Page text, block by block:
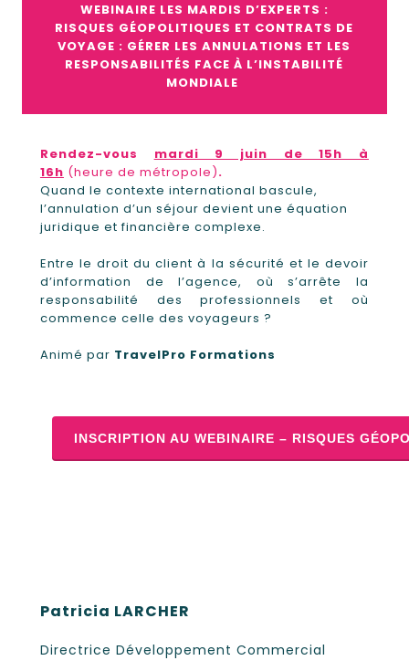
WEBINAIRE LES MARDIS D’EXPERTS :
RISQUES GÉOPOLITIQUES ET CONTRATS DE
VOYAGE : GÉRER LES ANNULATIONS ET LES
RESPONSABILITÉS FACE À L’INSTABILITÉ
MONDIALE
Rendez-vous mardi 9 juin de 15h à
16h (heure de métropole).
Quand le contexte international bascule,
l’annulation d’un séjour devient une équation
juridique et financière complexe.
Entre le droit du client à la sécurité et le devoir
d’information de l’agence, où s’arrête la
responsabilité des professionnels et où
commence celle des voyageurs ?
Animé par TravelPro Formations
INSCRIPTION AU WEBINAIRE – RISQUES
Patricia LARCHER
Directrice Développement Commercial